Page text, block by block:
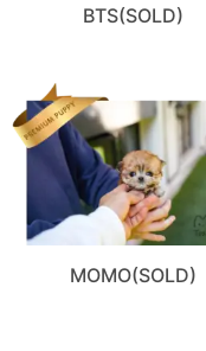
BTS(SOLD)
MOMO(SOLD)